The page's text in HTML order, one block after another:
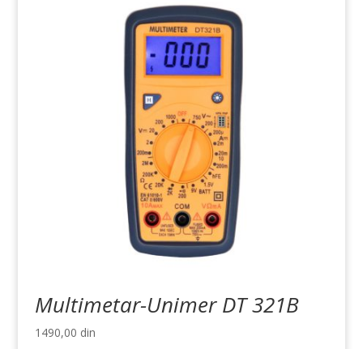
Multimetar-Unimer DT 321B
1490,00 din